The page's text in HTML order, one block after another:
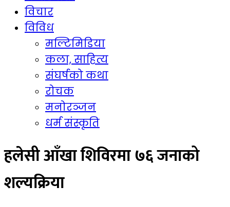
विचार
विविध
मल्टिमिडिया
कला, साहित्य
संघर्षको कथा
रोचक
मनोरञ्जन
धर्म संस्कृति
हलेसी आँखा शिविरमा ७६ जनाको
शल्यक्रिया